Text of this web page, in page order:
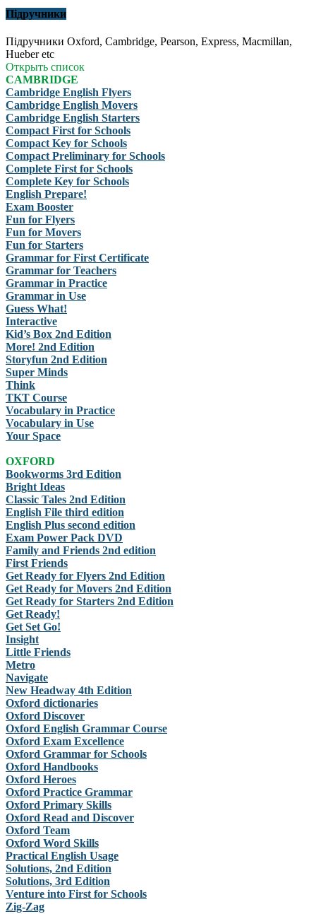
Підручники
Підручники Oxford, Cambridge, Pearson, Express, Macmillan,
Hueber etc
Открыть список
CAMBRIDGE
Cambridge English Flyers
Cambridge English Movers
Cambridge English Starters
Compact First for Schools
Compact Key for Schools
Compact Preliminary for Schools
Complete First for Schools
Complete Key for Schools
English Prepare!
Exam Booster
Fun for Flyers
Fun for Movers
Fun for Starters
Grammar for First Certificate
Grammar for Teachers
Grammar in Practice
Grammar in Use
Guess What!
Interactive
Kid’s Box 2nd Edition
More! 2nd Edition
Storyfun 2nd Edition
Super Minds
Think
TKT Course
Vocabulary in Practice
Vocabulary in Use
Your Space
OXFORD
Bookworms 3rd Edition
Bright Ideas
Classic Tales 2nd Edition
English File third edition
English Plus second edition
Exam Power Pack DVD
Family and Friends 2nd edition
First Friends
Get Ready for Flyers 2nd Edition
Get Ready for Movers 2nd Edition
Get Ready for Starters 2nd Edition
Get Ready!
Get Set Go!
Insight
Little Friends
Metro
Navigate
New Headway 4th Edition
Oxford dictionaries
Oxford Discover
Oxford English Grammar Course
Oxford Exam Excellence
Oxford Grammar for Schools
Oxford Handbooks
Oxford Heroes
Oxford Practice Grammar
Oxford Primary Skills
Oxford Read and Discover
Oxford Team
Oxford Word Skills
Practical English Usage
Solutions, 2nd Edition
Solutions, 3rd Edition
Venture into First for Schools
Zig-Zag